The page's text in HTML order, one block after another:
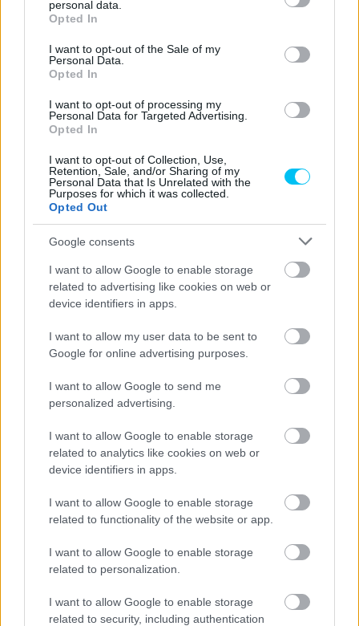
grant or deny consent to Google and its third-party tags to
use your data for below specified purposes in below Google
consent section.
personal data.
Opted In
I want to opt-out of the Sale of my
Personal Data.
Opted In
I want to opt-out of processing my
Personal Data for Targeted Advertising.
Opted In
I want to opt-out of Collection, Use,
Retention, Sale, and/or Sharing of my
Personal Data that Is Unrelated with the
Purposes for which it was collected.
Opted Out
Google consents
I want to allow Google to enable storage
related to advertising like cookies on web or
device identifiers in apps.
I want to allow my user data to be sent to
Google for online advertising purposes.
I want to allow Google to send me
personalized advertising.
I want to allow Google to enable storage
related to analytics like cookies on web or
device identifiers in apps.
I want to allow Google to enable storage
related to functionality of the website or app.
I want to allow Google to enable storage
related to personalization.
I want to allow Google to enable storage
related to security, including authentication
A P1Race szerkesztősége sok sikert kíván az ETC futamra,
Varga Tibor indulásáról következő cikkünkben olvashattok!
CIMKÉK ETC
Előző cikk
Morbidelli: Tovább dolgozunk
a rejtély megoldásán
Következő cikk
Varga Tiborért is
szoríthatunk a European
Talent Cup zárófutamán
Börcsök Réka
- Advertisment -